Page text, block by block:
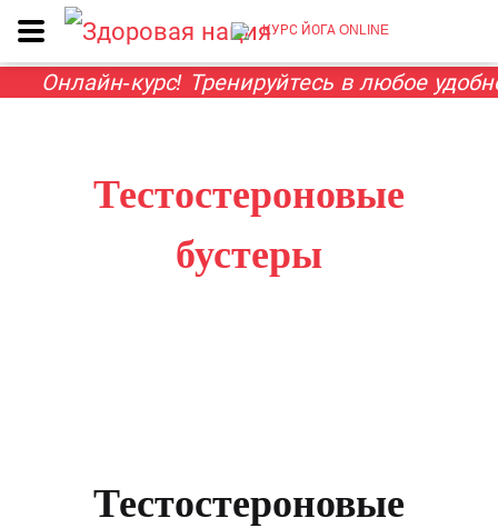
КУРС ЙОГА ONLINE
Онлайн-курс! Тренируйтесь в любое удобное
Тестостероновые
бустеры
Тестостероновые